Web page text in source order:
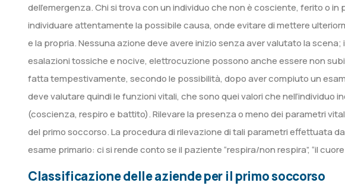
dell’emergenza. Chi si trova con un individuo che non è cosciente, ferito o
individuare attentamente la possibile causa, onde evitare di mettere
e la propria. Nessuna azione deve avere inizio senza aver valutato la scena;
esalazioni tossiche e nocive, elettrocuzione possono anche essere non
fatta tempestivamente, secondo le possibilità, dopo aver compiuto un
deve valutare quindi le funzioni vitali, che sono quei valori che nell’individuo
(coscienza, respiro e battito). Rilevare la presenza o meno dei parametri
del primo soccorso. La procedura di rilevazione di tali parametri effettuata
esame primario: ci si rende conto se il paziente “respira/non respira”, “il
Classificazione delle aziende per il primo soccorso